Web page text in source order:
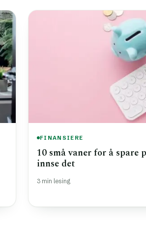
FINANSIERE
10 små vaner for å spare
innse det
3 min lesing